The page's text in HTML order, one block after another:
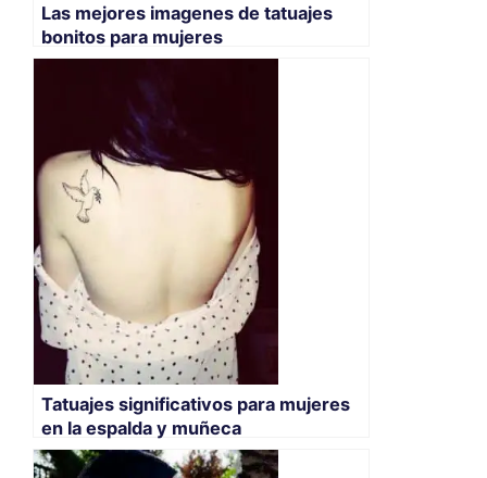
Las mejores imagenes de tatuajes
bonitos para mujeres
Tatuajes significativos para mujeres
en la espalda y muñeca